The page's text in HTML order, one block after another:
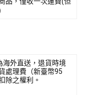
海外直送，退貨時境
處理費（新臺幣95
除之權利。